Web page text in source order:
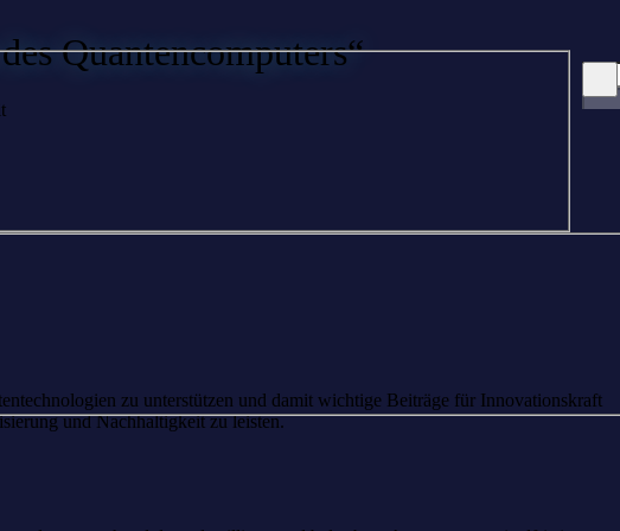
Quantencomputers“
zu unterstützen und damit wichtige Beiträge für Innovationskraft
und Nachhaltigkeit zu leisten.